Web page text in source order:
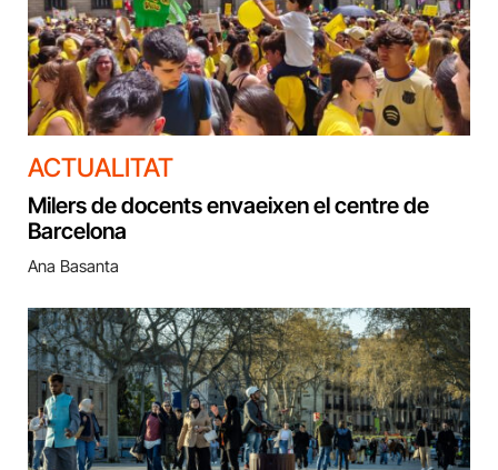
ACTUALITAT
Milers de docents envaeixen el centre de
Barcelona
Ana Basanta